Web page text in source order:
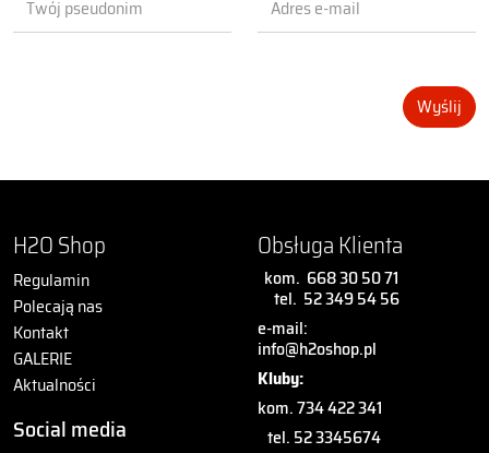
Wyślij
H2O Shop
Regulamin
Polecają nas
Kontakt
GALERIE
Aktualności
Social media
Obsługa Klienta
kom. 668 30 50 71
tel. 52 349 54 56
e-mail:
info@h2oshop.pl
Kluby:
kom. 734 422 341
tel. 52 3345674